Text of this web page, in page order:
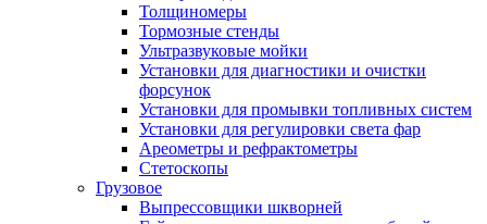
Толщиномеры
Тормозные стенды
Ультразвуковые мойки
Установки для диагностики и очистки
форсунок
Установки для промывки топливных систем
Установки для регулировки света фар
Ареометры и рефрактометры
Стетоскопы
Грузовое
Выпрессовщики шкворней